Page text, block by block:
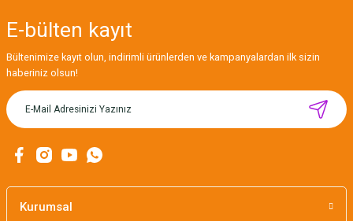
E-bülten kayıt
Bültenimize kayıt olun, indirimli ürünlerden ve kampanyalardan ilk sizin
haberiniz olsun!
Kurumsal